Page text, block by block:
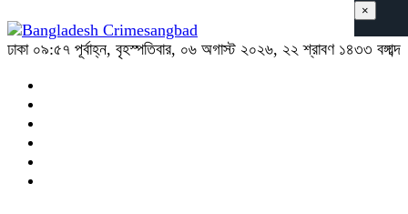
ঢাকা ০৯:৫৭ পূর্বাহ্ন, বৃহস্পতিবার, ০৬ অগাস্ট ২০২৬, ২২ শ্রাবণ ১৪৩৩ বঙ্গাব্দ
×